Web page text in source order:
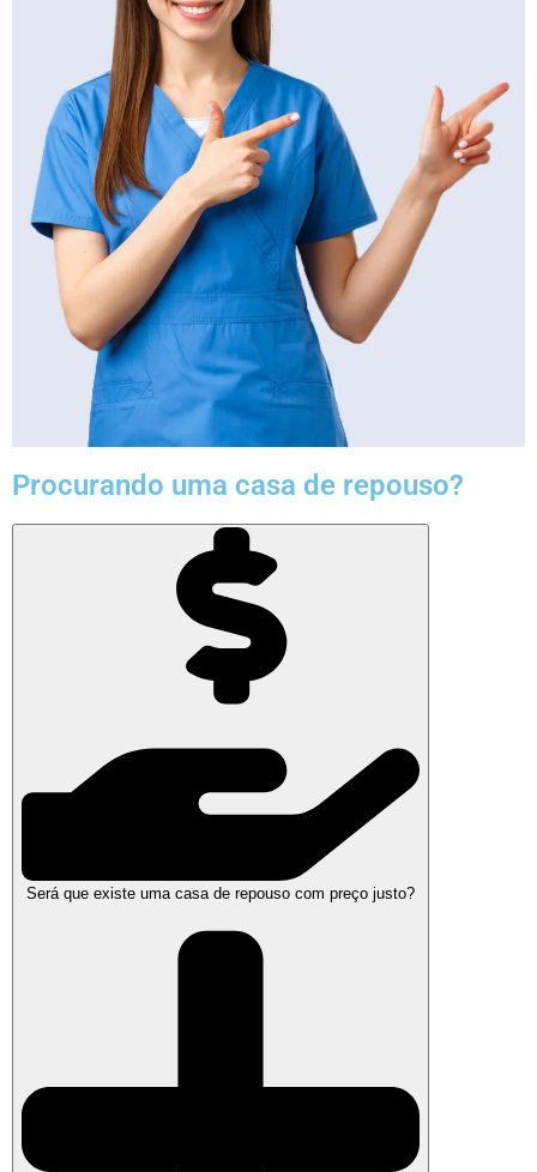
Procurando uma casa de repouso?
Será que existe uma casa de repouso com preço justo?